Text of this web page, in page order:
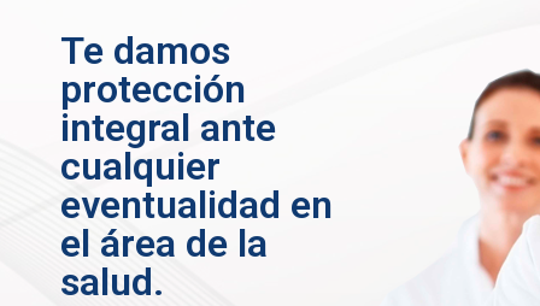
Te damos
protección
integral ante
cualquier
eventualidad en
el área de la
salud.